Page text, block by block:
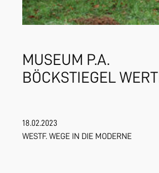
MUSEUM P.A.
BÖCKSTIEGEL
18.02.2023
WESTF. WEGE IN DIE MODERNE